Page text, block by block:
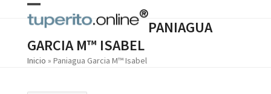
Open
mobile
menu
Close
mobile
menu
PANIAGUA
GARCIA M™ ISABEL
Inicio » Paniagua Garcia M™ Isabel